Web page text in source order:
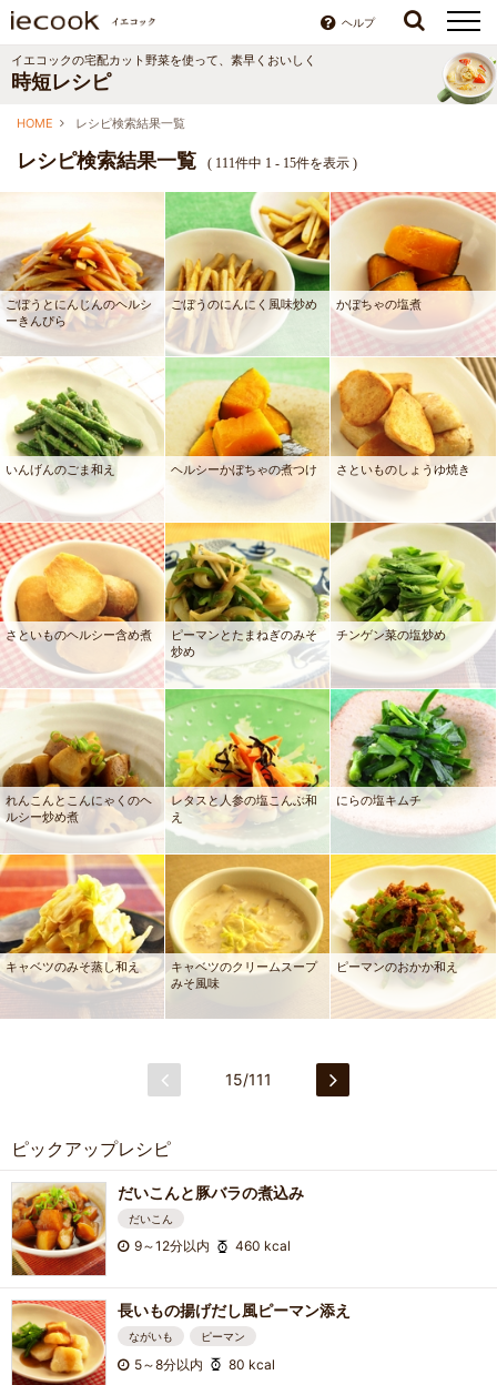
ヘルプ
イエコックの宅配カット野菜を使って、素早くおいしく
時短レシピ
HOME レシピ検索結果一覧
レシピ検索結果一覧 ( 111件中 1 - 15件を表示 )
ごぼうとにんじんのヘルシ
ーきんぴら
ごぼうのにんにく風味炒め かぼちゃの塩煮
いんげんのごま和え ヘルシーかぼちゃの煮つけ さといものしょうゆ焼き
さといものヘルシー含め煮
ピーマンとたまねぎのみそ
炒め
チンゲン菜の塩炒め
れんこんとこんにゃくのヘ
ルシー炒め煮
レタスと人参の塩こんぶ和
え
にらの塩キムチ
キャベツのみそ蒸し和え
キャベツのクリームスープ
みそ風味
ピーマンのおかか和え
15/111
ピックアップレシピ
だいこんと豚バラの煮込み
だいこん
9～12分以内 460 kcal
長いもの揚げだし風ピーマン添え
ながいも ピーマン
5～8分以内 80 kcal